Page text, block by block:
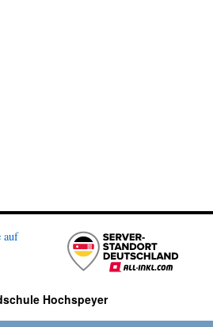
Hochspeyer